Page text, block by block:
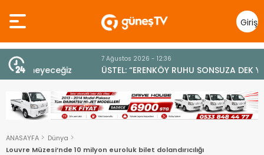
Giriş
Yap
7 Ağustos 2026 - 12:36
ÜSTEL: “ERENKÖY RUHU SONSUZA DEK YAŞAYACAK”
ANASAYFA
Dünya
Louvre Müzesi’nde 10 milyon euroluk bilet dolandırıcılığı